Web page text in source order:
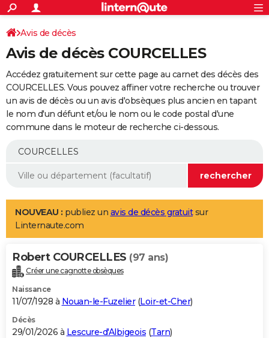
ACTUALITÉS
Politique
Société
Faits Divers
Education
Monde
Villes
+
SPORT
Coupe du monde 2026
Football
Tennis
Cyclisme
Rugby
Forum
Programme TV
TNT
Streaming
Cinéma
Sorties cinéma
Musique
+
FINANCE
Impôts
Immobilier
Risques naturels par ville
Banque
Assurance
Crédit
AUTO
Essais
Réserver un essai
Citadines
Berlines
SUV
Forum auto
+
Mobiles
Meilleur smartphone
Internet
Ordinateurs
Jeux vidéo
Guide high-tech
Aménagement intérieur
LIFESTYLE
Art de vivre
Bien-être
Loisirs
Mode
Modes de vie
Alimentation
Guide de la santé
Maladies
Médicaments
Sommeil
VOYAGE
Destinations
City break
Voyage nature
Voyage de noces
Forum
Climat
+PHOTO
GUIDES D'ACHAT
BONS PLANS
Avis de décès
Avis de décès COURCELLES
Accédez gratuitement sur cette page au carnet des décès des
COURCELLES. Vous pouvez affiner votre recherche ou trouver
un avis de décès ou un avis d'obsèques plus ancien en tapant
le nom d'un défunt et/ou le nom ou le code postal d'une
commune dans le moteur de recherche ci-dessous.
NOUVEAU : publiez un avis de décès gratuitsur
Linternaute.com
Robert COURCELLES (97 ans)
Créer une cagnotte obsèques
Naissance
11/07/1928 à Nouan-le-Fuzelier(Loir-et-Cher)
Décès
29/01/2026 à Lescure-d'Albigeois (Tarn)